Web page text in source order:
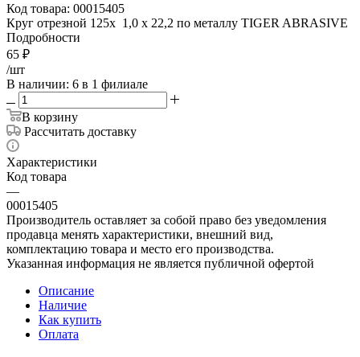
Код товара: 00015405
Круг отрезной 125x 1,0 x 22,2 по металлу TIGER ABRASIVE
Подробности
65 ₽
/шт
В наличии: 6 в 1 филиале
В корзину
Рассчитать доставку
Характеристики
Код товара
—
00015405
Производитель оставляет за собой право без уведомления
продавца менять характеристики, внешний вид,
комплектацию товара и место его производства.
Указанная информация не является публичной офертой
Описание
Наличие
Как купить
Оплата